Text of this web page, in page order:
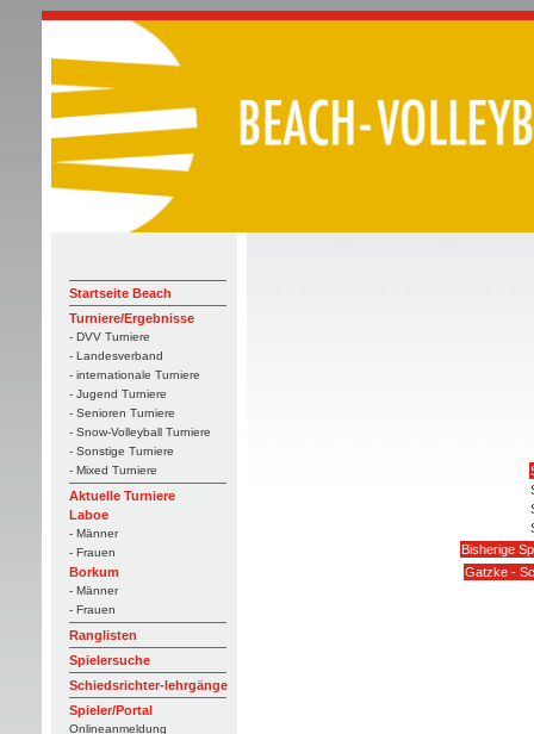
Startseite Beach
Turniere/Ergebnisse
- DVV Turniere
- Landesverband
- internationale Turniere
- Jugend Turniere
- Senioren Turniere
- Snow-Volleyball Turniere
- Sonstige Turniere
- Mixed Turniere
Aktuelle Turniere
Laboe
- Männer
- Frauen
Borkum
- Männer
- Frauen
Ranglisten
Spielersuche
Schiedsrichter-lehrgänge
Spieler/Portal
Onlineanmeldung
Bisherige
Gatzke -